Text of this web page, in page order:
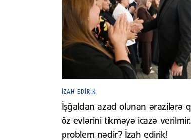
İZAH EDIRIK
İşğaldan azad olunan ərazilərə
öz evlərini tikməyə icazə
problem nədir? İzah edirik!